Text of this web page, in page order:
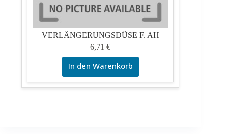
VERLÄNGERUNGSDÜSE F. AH
6,71€
In den Warenkorb